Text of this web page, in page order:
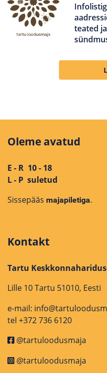
teated
Oleme avatud
E - R 10 - 18
L - P suletud
Sissepääs majapiletiga.
Kontakt
Tartu
Lille 10 Tartu 51010, Eesti
e-mail:
tel +372 736 6120
@tartuloodusmaja
@tartuloodusmaja